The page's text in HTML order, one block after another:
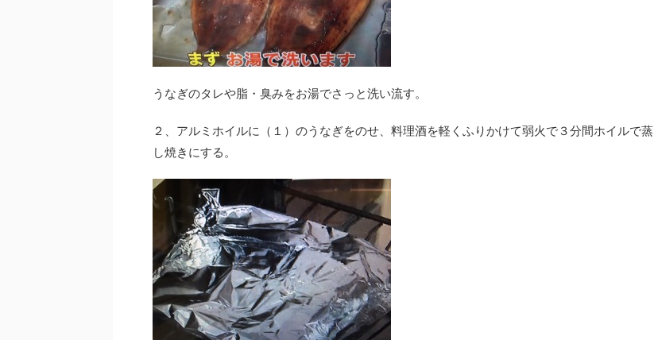
うなぎのタレや脂・臭みをお湯でさっと洗い流す。
２、アルミホイルに（１）のうなぎをのせ、料理酒を軽くふりかけて弱火で３分間ホイルで蒸
し焼きにする。